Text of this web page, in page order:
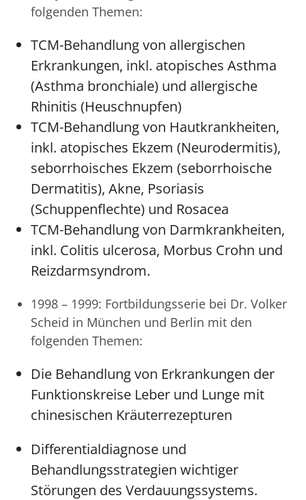
folgenden Themen:
TCM-Behandlung von allergischen
Erkrankungen, inkl. atopisches Asthma
(Asthma bronchiale) und allergische
Rhinitis (Heuschnupfen)
TCM-Behandlung von Hautkrankheiten,
inkl. atopisches Ekzem (Neurodermitis),
seborrhoisches Ekzem (seborrhoische
Dermatitis), Akne, Psoriasis
(Schuppenflechte) und Rosacea
TCM-Behandlung von Darmkrankheiten,
inkl. Colitis ulcerosa, Morbus Crohn und
Reizdarmsyndrom.
1998 – 1999: Fortbildungsserie bei Dr. Volker
Scheid in München und Berlin mit den
folgenden Themen:
Die Behandlung von Erkrankungen der
Funktionskreise Leber und Lunge mit
chinesischen Kräuterrezepturen
Differentialdiagnose und
Behandlungsstrategien wichtiger
Störungen des Verdauungssystems.